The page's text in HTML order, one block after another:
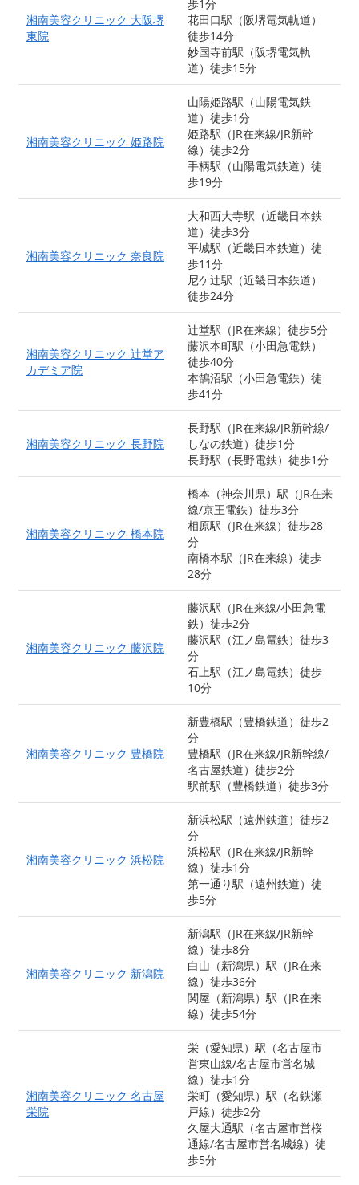
湘南美容クリニック 大阪堺
東院
歩1分
花田口駅（阪堺電気軌道）
徒歩14分
妙国寺前駅（阪堺電気軌
道）徒歩15分
湘南美容クリニック 姫路院
山陽姫路駅（山陽電気鉄
道）徒歩1分
姫路駅（JR在来線/JR新幹
線）徒歩2分
手柄駅（山陽電気鉄道）徒
歩19分
湘南美容クリニック 奈良院
大和西大寺駅（近畿日本鉄
道）徒歩3分
平城駅（近畿日本鉄道）徒
歩11分
尼ケ辻駅（近畿日本鉄道）
徒歩24分
湘南美容クリニック 辻堂ア
カデミア院
辻堂駅（JR在来線）徒歩5分
藤沢本町駅（小田急電鉄）
徒歩40分
本鵠沼駅（小田急電鉄）徒
歩41分
湘南美容クリニック 長野院
長野駅（JR在来線/JR新幹線/
しなの鉄道）徒歩1分
長野駅（長野電鉄）徒歩1分
湘南美容クリニック 橋本院
橋本（神奈川県）駅（JR在来
線/京王電鉄）徒歩3分
相原駅（JR在来線）徒歩28
分
南橋本駅（JR在来線）徒歩
28分
湘南美容クリニック 藤沢院
藤沢駅（JR在来線/小田急電
鉄）徒歩2分
藤沢駅（江ノ島電鉄）徒歩3
分
石上駅（江ノ島電鉄）徒歩
10分
湘南美容クリニック 豊橋院
新豊橋駅（豊橋鉄道）徒歩2
分
豊橋駅（JR在来線/JR新幹線/
名古屋鉄道）徒歩2分
駅前駅（豊橋鉄道）徒歩3分
湘南美容クリニック 浜松院
新浜松駅（遠州鉄道）徒歩2
分
浜松駅（JR在来線/JR新幹
線）徒歩1分
第一通り駅（遠州鉄道）徒
歩5分
湘南美容クリニック 新潟院
新潟駅（JR在来線/JR新幹
線）徒歩8分
白山（新潟県）駅（JR在来
線）徒歩36分
関屋（新潟県）駅（JR在来
線）徒歩54分
湘南美容クリニック 名古屋
栄院
栄（愛知県）駅（名古屋市
営東山線/名古屋市営名城
線）徒歩1分
栄町（愛知県）駅（名鉄瀬
戸線）徒歩2分
久屋大通駅（名古屋市営桜
通線/名古屋市営名城線）徒
歩5分